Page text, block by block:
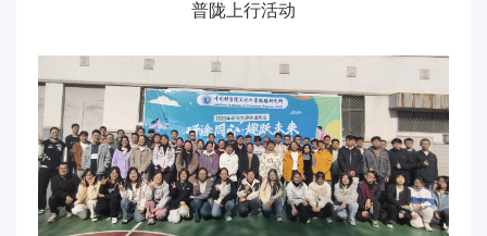
普陇上行活动